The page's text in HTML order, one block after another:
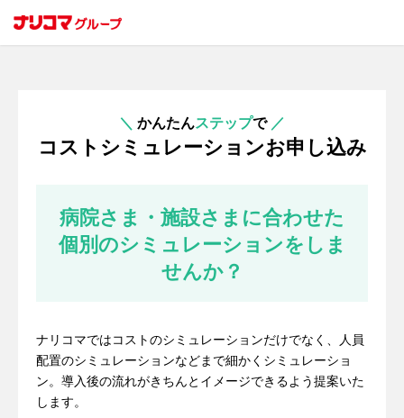
＼ かんたんステップで ／
コストシミュレーションお申し込み
病院さま・施設さまに合わせた
個別のシミュレーションをしま
せんか？
ナリコマではコストのシミュレーションだけでなく、人員
配置のシミュレーションなどまで細かくシミュレーショ
ン。導入後の流れがきちんとイメージできるよう提案いた
します。